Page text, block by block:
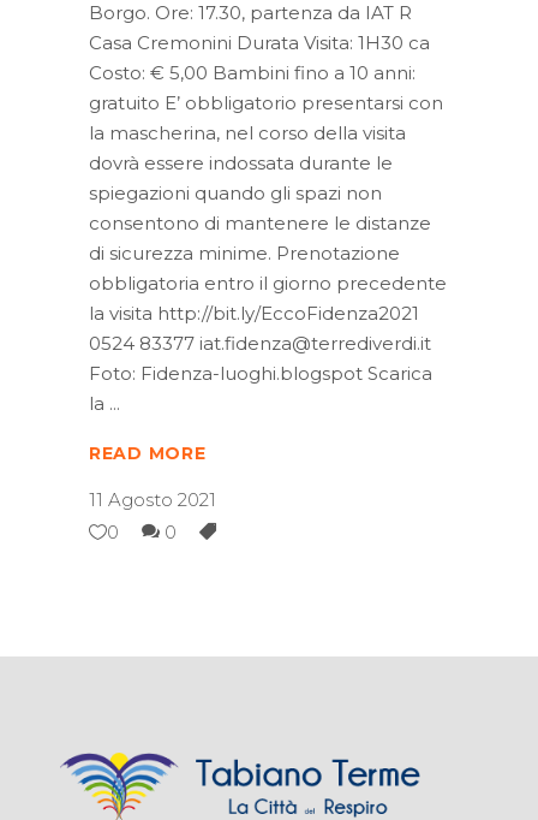
Borgo. Ore: 17.30, partenza da IAT R
Casa Cremonini Durata Visita: 1H30 ca
Costo: € 5,00 Bambini fino a 10 anni:
gratuito E’ obbligatorio presentarsi con
la mascherina, nel corso della visita
dovrà essere indossata durante le
spiegazioni quando gli spazi non
consentono di mantenere le distanze
di sicurezza minime. Prenotazione
obbligatoria entro il giorno precedente
la visita http://bit.ly/EccoFidenza2021
0524 83377 iat.fidenza@terrediverdi.it
Foto: Fidenza-luoghi.blogspot Scarica
la
READ MORE
11 Agosto 2021
0
0